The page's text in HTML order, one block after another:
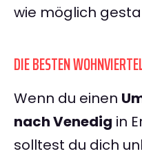
wie möglich
DIE BESTEN
Wenn du einen
nach Venedig in
solltest du dich